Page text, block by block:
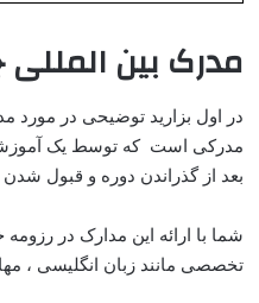
مدرک بین
مدرکی است که توسط یک
بعد از گذراندن دوره و قبول
شما با ارائه این مدارک در
تخصصی مانند زبان انگلیسی ،‌